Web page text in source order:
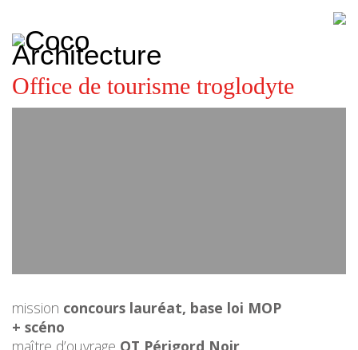
Architecture
architecture,
urbanisme,
etc.
Office de tourisme troglodyte
mission concours lauréat, base loi MOP
+ scéno
maître d’ouvrage OT Périgord Noir